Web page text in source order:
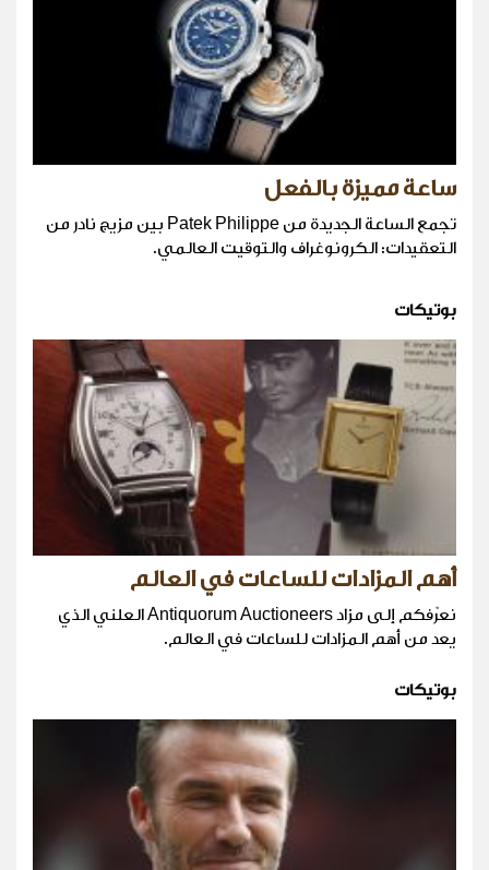
ساعة مميزة بالفعل
تجمع الساعة الجديدة من Patek Philippe بين مزيج نادر من
التعقيدات: الكرونوغراف والتوقيت العالمي.
بوتيكات
أهم المزادات للساعات في العالم
نعرّفكم إلى مزاد Antiquorum Auctioneers العلني الذي
يعد من أهم المزادات للساعات في العالم.
بوتيكات